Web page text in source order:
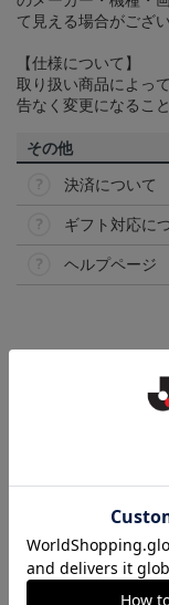
て見える場合がござ
【仕様について】
取り扱い商品によっ
告なく変更になるこ
その他
決済について
ギフト対応に
ヘルプページ
カマタ
い方に